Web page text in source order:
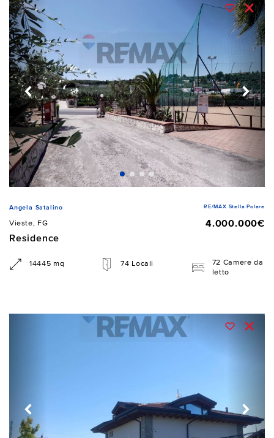
Angela Satalino RE/MAX Stella Polare
Vieste, FG
4.000.000€
Residence
14445 mq 74 Locali
72 Camere da
letto